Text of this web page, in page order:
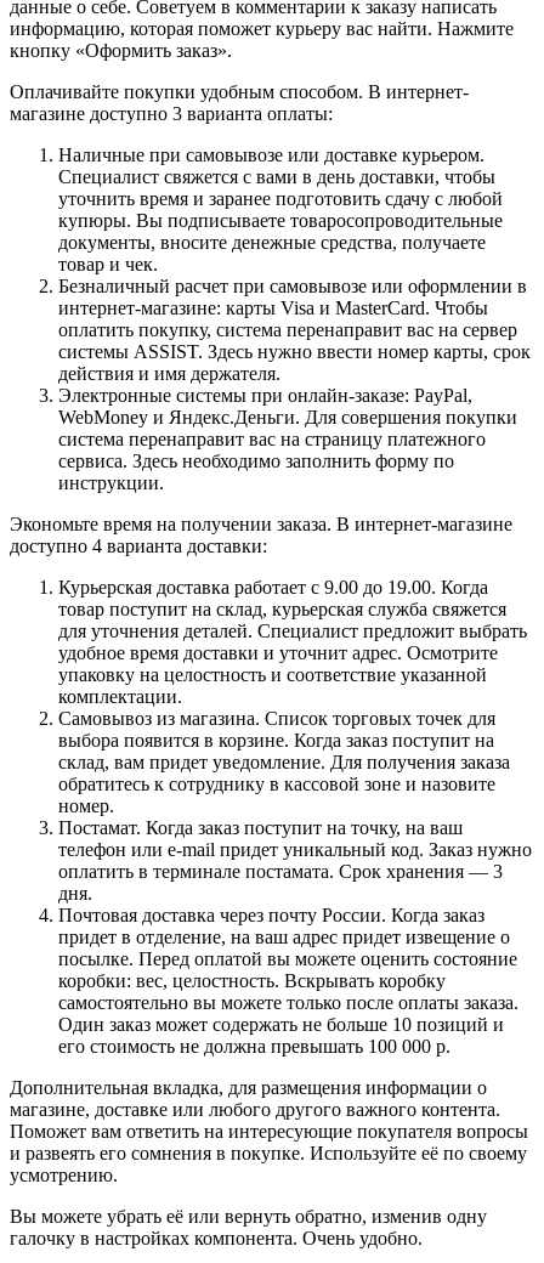
данные о себе. Советуем в комментарии к заказу написать
информацию, которая поможет курьеру вас найти. Нажмите
кнопку «Оформить заказ».
Оплачивайте покупки удобным способом. В интернет-
магазине доступно 3 варианта оплаты:
Наличные при самовывозе или доставке курьером.
Специалист свяжется с вами в день доставки, чтобы
уточнить время и заранее подготовить сдачу с любой
купюры. Вы подписываете товаросопроводительные
документы, вносите денежные средства, получаете
товар и чек.
Безналичный расчет при самовывозе или оформлении в
интернет-магазине: карты Visa и MasterCard. Чтобы
оплатить покупку, система перенаправит вас на сервер
системы ASSIST. Здесь нужно ввести номер карты, срок
действия и имя держателя.
Электронные системы при онлайн-заказе: PayPal,
WebMoney и Яндекс.Деньги. Для совершения покупки
система перенаправит вас на страницу платежного
сервиса. Здесь необходимо заполнить форму по
инструкции.
Экономьте время на получении заказа. В интернет-магазине
доступно 4 варианта доставки:
Курьерская доставка работает с 9.00 до 19.00. Когда
товар поступит на склад, курьерская служба свяжется
для уточнения деталей. Специалист предложит выбрать
удобное время доставки и уточнит адрес. Осмотрите
упаковку на целостность и соответствие указанной
комплектации.
Самовывоз из магазина. Список торговых точек для
выбора появится в корзине. Когда заказ поступит на
склад, вам придет уведомление. Для получения заказа
обратитесь к сотруднику в кассовой зоне и назовите
номер.
Постамат. Когда заказ поступит на точку, на ваш
телефон или e-mail придет уникальный код. Заказ нужно
оплатить в терминале постамата. Срок хранения — 3
дня.
Почтовая доставка через почту России. Когда заказ
придет в отделение, на ваш адрес придет извещение о
посылке. Перед оплатой вы можете оценить состояние
коробки: вес, целостность. Вскрывать коробку
самостоятельно вы можете только после оплаты заказа.
Один заказ может содержать не больше 10 позиций и
его стоимость не должна превышать 100 000 р.
Дополнительная вкладка, для размещения информации о
магазине, доставке или любого другого важного контента.
Поможет вам ответить на интересующие покупателя вопросы
и развеять его сомнения в покупке. Используйте её по своему
усмотрению.
Вы можете убрать её или вернуть обратно, изменив одну
галочку в настройках компонента. Очень удобно.